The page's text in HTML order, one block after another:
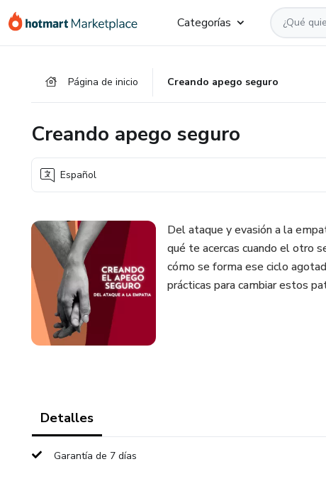
Categorías
Página de inicio Creando apego seguro
Creando apego seguro
Español
Del ataque y evasión a la
qué te acercas cuando el otro
cómo se forma ese ciclo
prácticas para cambiar estos
Detalles
Garantía de 7 días